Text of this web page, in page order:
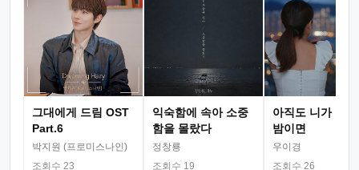
그대에게 드림 OST
Part.6
박지원 (프로미스나인)
조회수 23
익숙함에 속아 소중
함을 몰랐다
정창룡
조회수 19
아직도 니가 그
밤이면
우이경
조회수 26